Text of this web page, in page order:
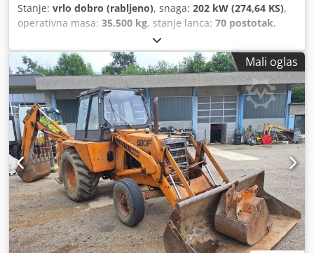
Stanje: vrlo dobro (rabljeno), snaga: 202 kW (274,64 KS),
operativna masa: 35.500 kg, stanje lanca: 70 postotak,
, radni sati:
klima-uređaj,
Mali oglas